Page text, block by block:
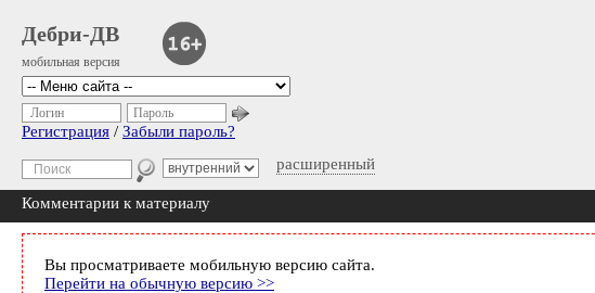
Дебри-ДВ
мобильная версия
расширенный
Логин Пароль
Регистрация / Забыли пароль?
Комментарии к материалу
Вы просматриваете мобильную версию сайта.
Перейти на обычную версию >>